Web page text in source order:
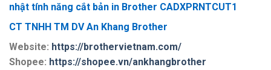
nhật tính năng cắt bản in Brother CADXPRNTCUT1
CT TNHH TM DV An Khang Brother
Website: https://brothervietnam.com/
Shopee: https://shopee.vn/ankhangbrother